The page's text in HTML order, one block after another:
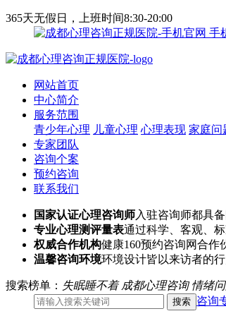
365天无假日，上班时间8:30-20:00
手
网站首页
中心简介
服务范围
青少年心理 儿童心理 心理表现 家庭问
专家团队
咨询个案
预约咨询
联系我们
国家认证心理咨询师入驻咨询师都具
专业心理测评量表通过科学、客观、
权威合作机构健康160预约咨询网合作
温馨咨询环境环境设计皆以来访者的
搜索榜单： 失眠睡不着 成都心理咨询 情绪
咨询